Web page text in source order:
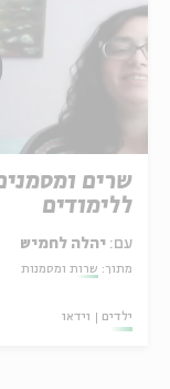
שרים
ללימודים
עם: יהלה לחמיש
מתוך: שרות ומסמנות
ילדים וידאו